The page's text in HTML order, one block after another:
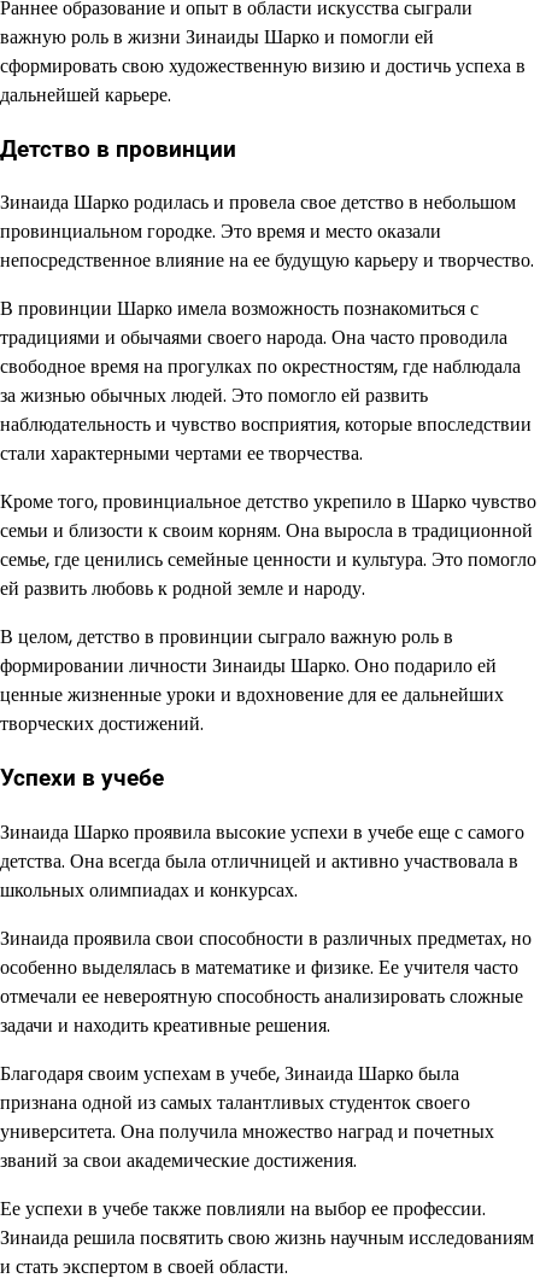
Раннее образование и опыт в области искусства сыграли
важную роль в жизни Зинаиды Шарко и помогли ей
сформировать свою художественную визию и достичь успеха в
дальнейшей карьере.
Детство в провинции
Зинаида Шарко родилась и провела свое детство в небольшом
провинциальном городке. Это время и место оказали
непосредственное влияние на ее будущую карьеру и творчество.
В провинции Шарко имела возможность познакомиться с
традициями и обычаями своего народа. Она часто проводила
свободное время на прогулках по окрестностям, где наблюдала
за жизнью обычных людей. Это помогло ей развить
наблюдательность и чувство восприятия, которые впоследствии
стали характерными чертами ее творчества.
Кроме того, провинциальное детство укрепило в Шарко чувство
семьи и близости к своим корням. Она выросла в традиционной
семье, где ценились семейные ценности и культура. Это помогло
ей развить любовь к родной земле и народу.
В целом, детство в провинции сыграло важную роль в
формировании личности Зинаиды Шарко. Оно подарило ей
ценные жизненные уроки и вдохновение для ее дальнейших
творческих достижений.
Успехи в учебе
Зинаида Шарко проявила высокие успехи в учебе еще с самого
детства. Она всегда была отличницей и активно участвовала в
школьных олимпиадах и конкурсах.
Зинаида проявила свои способности в различных предметах, но
особенно выделялась в математике и физике. Ее учителя часто
отмечали ее невероятную способность анализировать сложные
задачи и находить креативные решения.
Благодаря своим успехам в учебе, Зинаида Шарко была
признана одной из самых талантливых студенток своего
университета. Она получила множество наград и почетных
званий за свои академические достижения.
Ее успехи в учебе также повлияли на выбор ее профессии.
Зинаида решила посвятить свою жизнь научным исследованиям
и стать экспертом в своей области.